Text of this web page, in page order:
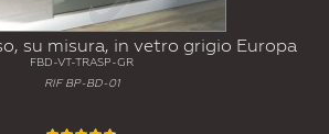
su misura, in vetro grigio Europa
FBD-VT-TRASP-GR
RIF BP-BD-01